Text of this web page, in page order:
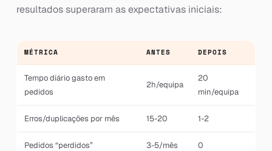
resultados superaram as expectativas iniciais:
MÉTRICA ANTES DEPOIS
Tempo diário gasto em
pedidos
2h/equipa
20
min/equipa
Erros/duplicações por mês 15-20 1-2
Pedidos “perdidos” 3-5/mês 0